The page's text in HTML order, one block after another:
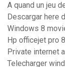
A quand un jeu
Descargar here
Windows 8
Hp officejet pro
Private internet
Telecharger